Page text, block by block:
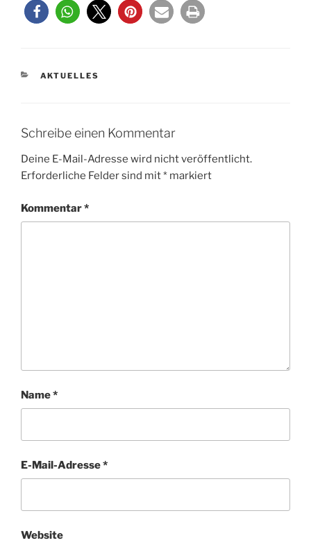
KATEGORIEN
AKTUELLES
Schreibe einen Kommentar
Deine E-Mail-Adresse wird nicht veröffentlicht.
Erforderliche Felder sind mit* markiert
Kommentar*
Name*
E-Mail-Adresse*
Website